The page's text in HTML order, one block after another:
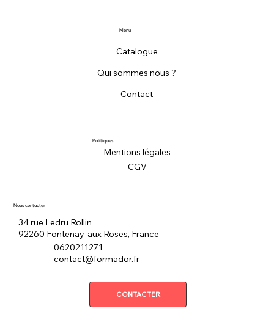
Politiques
Mentions légales
CGV
Nous contacter
34 rue Ledru Rollin
92260 Fontenay-aux Roses, France
0620211271
contact@formador.fr
CONTACTER
Catalogue
Qui sommes nous ?
Contact
Menu